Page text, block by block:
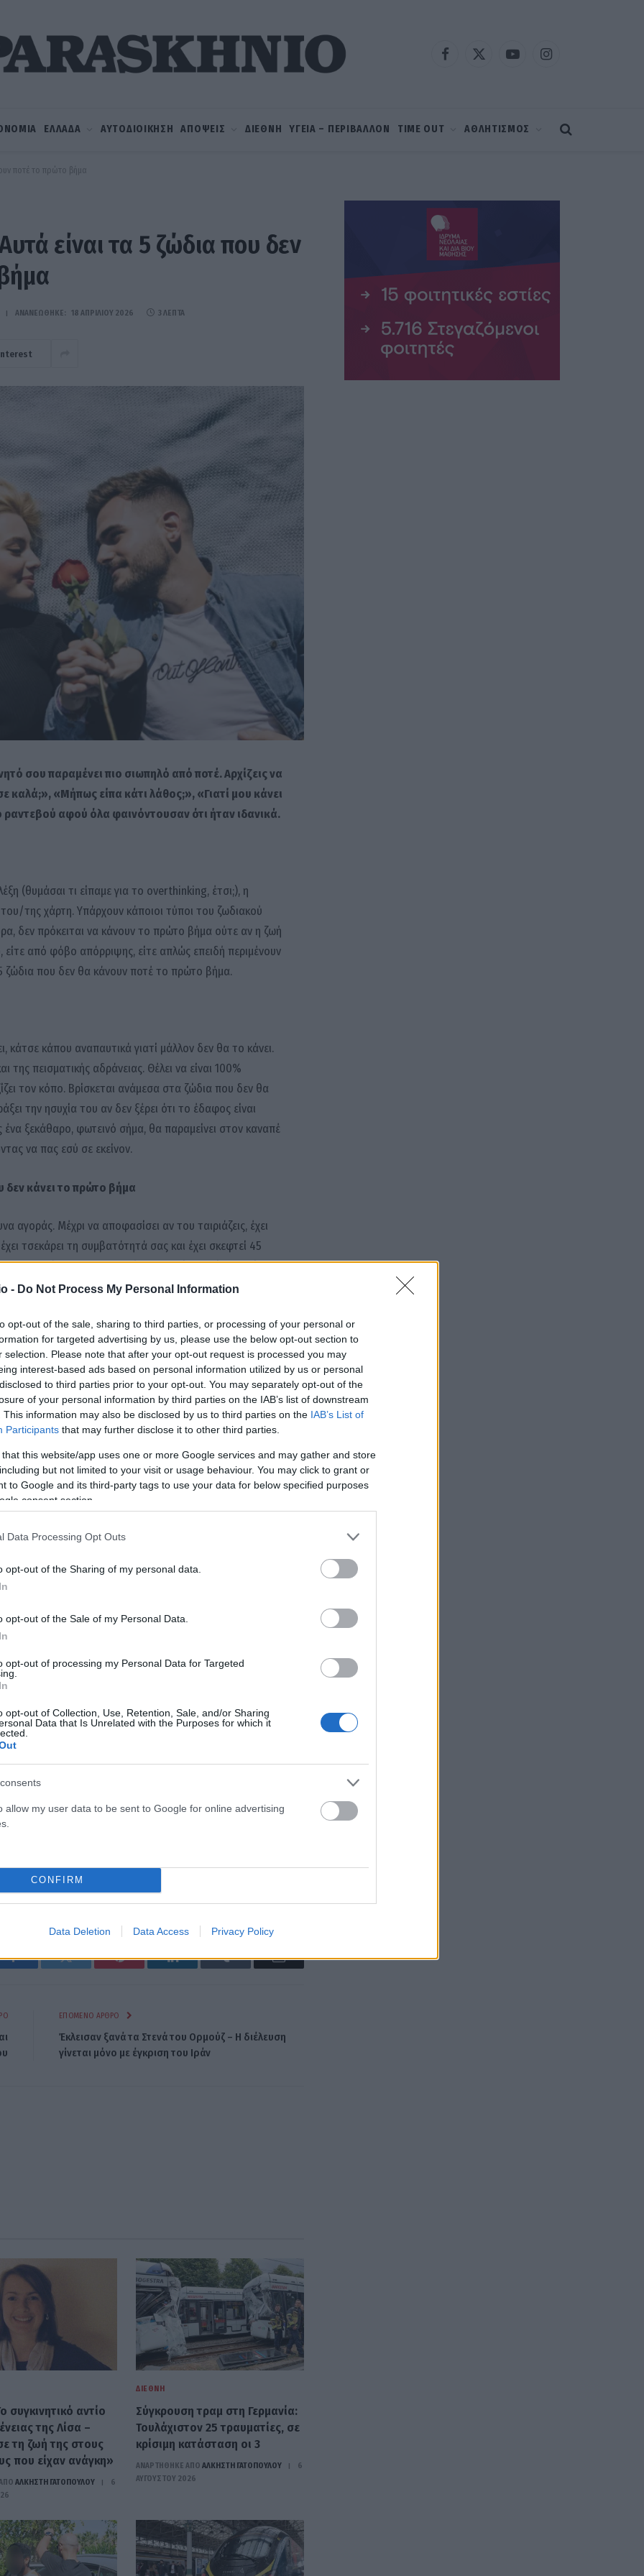
- Do Not Process My Personal Information
opt-out of the sale, sharing to third parties, or processing of your personal or
for targeted advertising by us, please use the below opt-out section to
selection. Please note that after your opt-out request is processed you may
interest-based ads based on personal information utilized by us or personal
to third parties prior to your opt-out. You may separately opt-out of the
of your personal information by third parties on the IAB’s list of downstream
This information may also be disclosed by us to third parties on the IAB’s List of
Participants that may further disclose it to other third parties.
that this website/app uses one or more Google services and may gather and store
but not limited to your visit or usage behaviour. You may click to grant or
to Google and its third-party tags to use your data for below specified purposes
consent section.
Data Processing Opt Outs
opt-out of the Sharing of my personal data.
opt-out of the Sale of my Personal Data.
opt-out of processing my Personal Data for Targeted
opt-out of Collection, Use, Retention, Sale, and/or Sharing
Data that Is Unrelated with the Purposes for which it
allow my user data to be sent to Google for online advertising
CONFIRM
Data Deletion Data Access Privacy Policy
Facebook
X
YouTubeInstagram
ΕΛΛΑΔΑ ΑΥΤΟΔΙΟΙΚΗΣΗ ΑΠΟΨΕΙΣ ΔΙΕΘΝΗ ΥΓΕΙΑ – ΠΕΡΙΒΑΛΛΟΝ TIME OUT ΑΘΛΗΤΙΣΜΟΣ
ποτέ το πρώτο βήμα
είναι τα 5 ζώδια που δεν
ΑΝΑΝΕΏΘΗΚΕ: 18 ΑΠΡΙΛΊΟΥ 2026 3 ΛΕΠΤΆ
σου παραμένει πιο σιωπηλό από ποτέ. Αρχίζεις να
καλά;», «Μήπως είπα κάτι λάθος;», «Γιατί μου κάνει
αφού όλα φαινόντουσαν ότι ήταν ιδανικά.
(θυμάσαι τι είπαμε για το overthinking, έτσι;), η
της χάρτη. Υπάρχουν κάποιοι τύποι του ζωδιακού
δεν πρόκειται να κάνουν το πρώτο βήμα ούτε αν η ζωή
από φόβο απόρριψης, είτε απλώς επειδή περιμένουν
ζώδια που δεν θα κάνουν ποτέ το πρώτο βήμα.
κάτσε κάπου αναπαυτικά γιατί μάλλον δεν θα το κάνει.
πεισματικής αδράνειας. Θέλει να είναι 100%
τον κόπο. Βρίσκεται ανάμεσα στα ζώδια που δεν θα
την ησυχία του αν δεν ξέρει ότι το έδαφος είναι
ξεκάθαρο, φωτεινό σήμα, θα παραμείνει στον καναπέ
να πας εσύ σε εκείνον.
κάνει το πρώτο βήμα
αγοράς. Μέχρι να αποφασίσει αν του ταιριάζεις, έχει
τσεκάρει τη συμβατότητά σας και έχει σκεφτεί 45
τελειότητα τον παραλύει. Αν στείλει πρώτος, νιώθει
της σιωπής του παρά να ρισκάρει μια κίνηση που
να ξέρει ότι έχεις «κολλήσει» μαζί του πριν
βήμα τον κάνει να νιώθει ευάλωτος και ο Σκορπιός
Θα σε κοιτάζει έντονα, θα σου στέλνει “vibes”,
σιγουρευτεί ότι τον έχεις ήδη επιλέξει. Είναι το
και ο χρόνος του είναι χρήμα. Δεν θα μπει στη
του είναι πολύ ψηλά για να ρισκάρει μια άκυρη
είναι γραφτό να γίνει, θα γίνει (με τη δική σου
να προσπαθήσεις, θα υποθέσει ότι δεν
του χωρίς δεύτερη σκέψη.
το πρώτο βήμα
είναι εγωιστές, αλλά επειδή… μάλλον έχουν ήδη φτιάξει
σε έναν κόσμο φαντασίας όπου όλα συμβαίνουν
και την πιθανότητα να μην είναι τα πράγματα
στην ασφάλεια του ονείρου. Περιμένουν να γίνεις εσύ
στον πραγματικό κόσμο.
Facebook Twitter Pinterest LinkedIn Tumblr Email
ΕΠΌΜΕΝΟ ΆΡΘΡΟ
Έκλεισαν ξανά τα Στενά του Ορμούζ – Η διέλευση
γίνεται μόνο με έγκριση του Ιράν
συγκινητικό αντίο
της Λίσα –
τη ζωή της στους
που είχαν ανάγκη»
ΆΛΚΗΣΤΗ ΓΑΤΟΠΟΎΛΟΥ
6
ΔΙΕΘΝΉ
Σύγκρουση τραμ στη Γερμανία:
Τουλάχιστον 25 τραυματίες, σε
κρίσιμη κατάσταση οι 3
ΑΝΑΡΤΗΘΗΚΕ ΑΠΟ ΆΛΚΗΣΤΗ ΓΑΤΟΠΟΎΛΟΥ
6
ΑΥΓΟΎΣΤΟΥ 2026